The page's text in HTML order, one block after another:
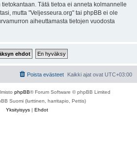
Tätä tietoa ei anneta kolmannelle
mutta "Veljesseura.org" tai phpBB ei ole
aiheuttamasta tietojen vuodosta
Kaikki ajat ovat UTC+03:00
Poista evästeet
phpBB® Forum Software © phpBB Limited
Suomi (lurttinen, harritapio, Pettis)
Yksityisyys | Ehdot